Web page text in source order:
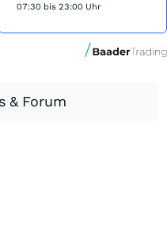
07:30 bis 23:00 Uhr
& Forum